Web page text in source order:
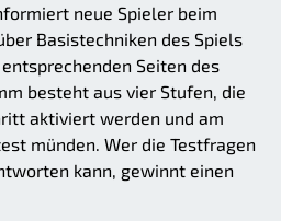
neue Spieler beim
Basistechniken des Spiels
Seiten des
besteht aus vier Stufen, die
aktiviert werden und am
münden. Wer die Testfragen
kann, gewinnt einen